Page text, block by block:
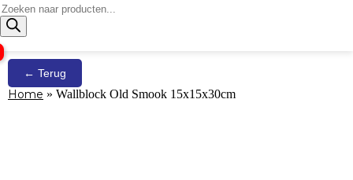
Producten
zoeken
← Terug
Home » Wallblock Old Smook 15x15x30cm